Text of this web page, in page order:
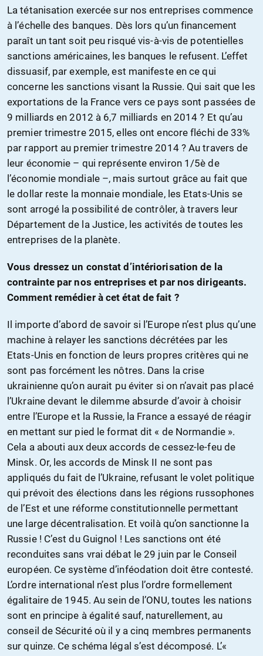
La tétanisation exercée sur nos entreprises commence
à l’échelle des banques. Dès lors qu’un financement
paraît un tant soit peu risqué vis-à-vis de potentielles
sanctions américaines, les banques le refusent. L’effet
dissuasif, par exemple, est manifeste en ce qui
concerne les sanctions visant la Russie. Qui sait que les
exportations de la France vers ce pays sont passées de
9 milliards en 2012 à 6,7 milliards en 2014 ? Et qu’au
premier trimestre 2015, elles ont encore fléchi de 33%
par rapport au premier trimestre 2014 ? Au travers de
leur économie – qui représente environ 1/5è de
l’économie mondiale –, mais surtout grâce au fait que
le dollar reste la monnaie mondiale, les Etats-Unis se
sont arrogé la possibilité de contrôler, à travers leur
Département de la Justice, les activités de toutes les
entreprises de la planète.
Vous dressez un constat d’intériorisation de la
contrainte par nos entreprises et par nos dirigeants.
Comment remédier à cet état de fait ?
Il importe d’abord de savoir si l’Europe n’est plus qu’une
machine à relayer les sanctions décrétées par les
Etats-Unis en fonction de leurs propres critères qui ne
sont pas forcément les nôtres. Dans la crise
ukrainienne qu’on aurait pu éviter si on n’avait pas placé
l’Ukraine devant le dilemme absurde d’avoir à choisir
entre l’Europe et la Russie, la France a essayé de réagir
en mettant sur pied le format dit « de Normandie ».
Cela a abouti aux deux accords de cessez-le-feu de
Minsk. Or, les accords de Minsk II ne sont pas
appliqués du fait de l’Ukraine, refusant le volet politique
qui prévoit des élections dans les régions russophones
de l’Est et une réforme constitutionnelle permettant
une large décentralisation. Et voilà qu’on sanctionne la
Russie ! C’est du Guignol ! Les sanctions ont été
reconduites sans vrai débat le 29 juin par le Conseil
européen. Ce système d’inféodation doit être contesté.
L’ordre international n’est plus l’ordre formellement
égalitaire de 1945. Au sein de l’ONU, toutes les nations
sont en principe à égalité sauf, naturellement, au
conseil de Sécurité où il y a cinq membres permanents
sur quinze. Ce schéma légal s’est décomposé. L’«